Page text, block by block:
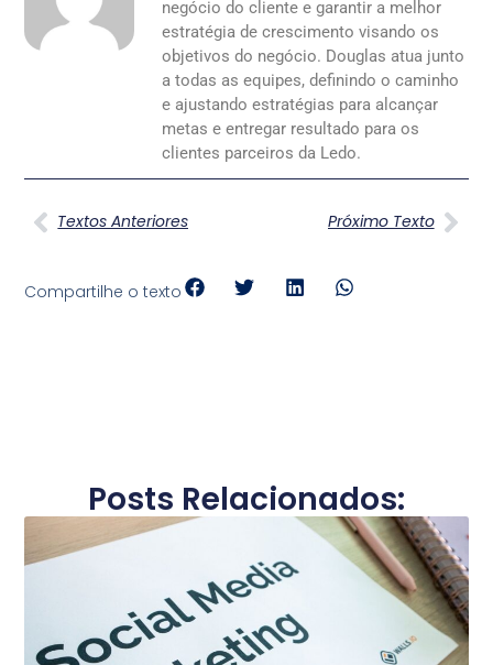
negócio do cliente e garantir a melhor
estratégia de crescimento visando os
objetivos do negócio. Douglas atua junto
a todas as equipes, definindo o caminho
e ajustando estratégias para alcançar
metas e entregar resultado para os
clientes parceiros da Ledo.
Textos Anteriores Próximo Texto
Compartilhe o texto
Posts Relacionados: